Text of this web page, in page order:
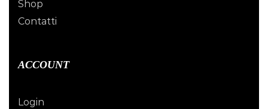
Shop
Contatti
ACCOUNT
Login